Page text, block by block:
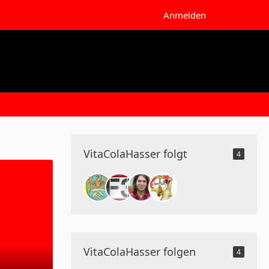
Anmelden
VitaColaHasser folgt 4
VitaColaHasser folgen 4